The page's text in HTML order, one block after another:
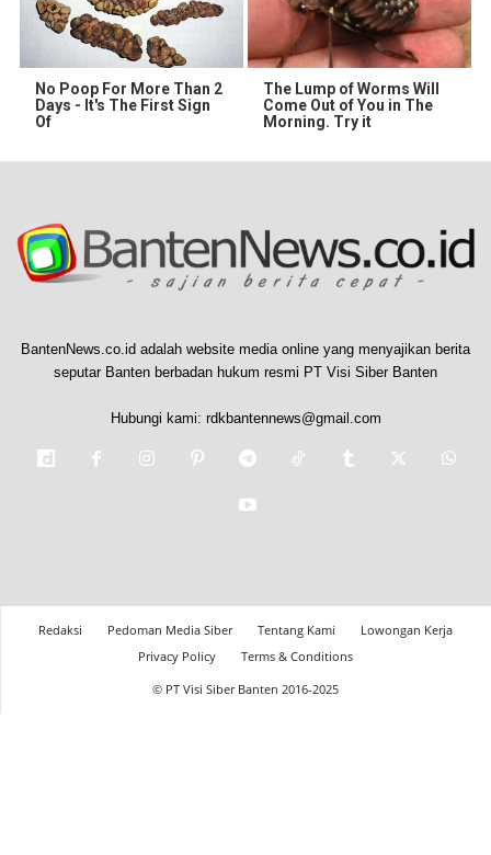
No Poop For More Than 2
Days - It's The First Sign
Of
The Lump of Worms Will
Come Out of You in The
Morning. Try it
BantenNews.co.id adalah website media online yang menyajikan berita
seputar Banten berbadan hukum resmi PT Visi Siber Banten
Hubungi kami: rdkbantennews@gmail.com
Redaksi Pedoman Media Siber Tentang Kami
Lowongan Kerja
Privacy Policy
Terms & Conditions
© PT Visi Siber Banten 2016-2025